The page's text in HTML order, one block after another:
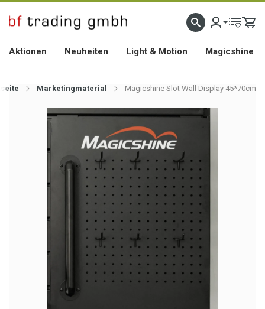
HOCHWERTIGES BIKEZUBEHÖR SEIT 2010
Aktionen Neuheiten Light & Motion Magicshine
Marketingmaterial Magicshine Slot Wall Display 45*70cm